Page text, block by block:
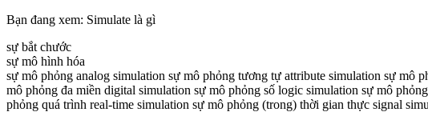
Bạn đang xem: Simulate là gì
sự bắt chước
sự mô hình hóa
sự mô phỏng analog simulation sự mô phỏng tương tự attribute simulation sự mô
mô phỏng đa miền digital simulation sự mô phỏng số logic simulation sự mô
phỏng quá trình real-time simulation sự mô phỏng (trong) thời gian thực signal